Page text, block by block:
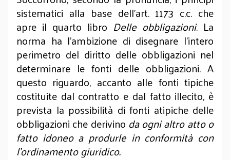
sistematici alla base dell’art. 1173 c.c. che
apre il quarto libro Delle obbligazioni. La
norma ha l’ambizione di disegnare l’intero
perimetro del diritto delle obbligazioni nel
determinare le fonti delle obbligazioni. A
questo riguardo, accanto alle fonti tipiche
costituite dal contratto e dal fatto illecito, è
prevista la possibilità di fonti atipiche delle
obbligazioni che derivino da ogni altro atto o
fatto idoneo a produrle in conformità con
l’ordinamento giuridico.